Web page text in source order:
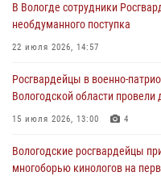
02 августа 2026, 10:37
Росгвардейцы в г. Соколе
31 июля 2026, 06:43
В Вологде стартовал
29 июля 2026, 13:20
В Вологде сотрудники
необдуманного поступка
22 июля 2026, 14:57
Росгвардейцы в военно-
Вологодской области провели
15 июля 2026, 13:00 4
Вологодские росгвардейцы
многоборью кинологов на